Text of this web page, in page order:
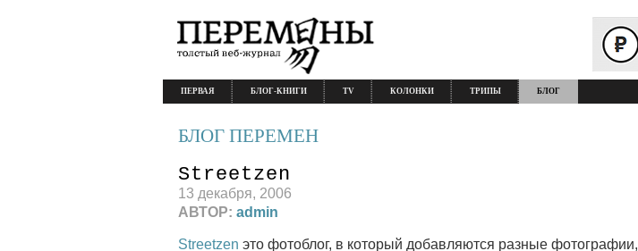
ПЕРВАЯ БЛОГ-КНИГИ TV КОЛОНКИ ТРИПЫ БЛОГ
БЛОГ ПЕРЕМЕН
Streetzen
13 декабря, 2006
АВТОР: admin
Streetzen это фотоблог, в который добавляются разные фотографии,